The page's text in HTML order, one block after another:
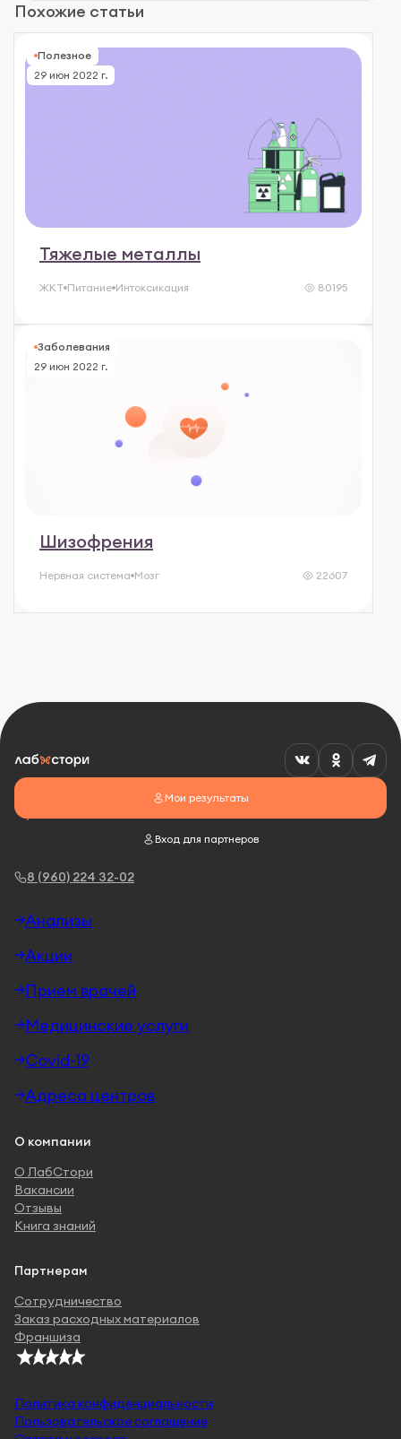
Похожие статьи
Полезное
29 июн 2022 г.
Тяжелые металлы
ЖКТ Питание Интоксикация 80195
Заболевания
29 июн 2022 г.
Шизофрения
Нервная система Мозг 22607
8 (960) 224 32-02
Мои результаты
Вход для партнеров
Анализы
Акции
Прием врачей
Медицинские услуги
Covid-19
Адреса центров
О компании
О ЛабСтори
Вакансии
Отзывы
Книга знаний
Партнерам
Сотрудничество
Заказ расходных материалов
Франшиза
Политика конфиденциальности
Пользовательское соглашение